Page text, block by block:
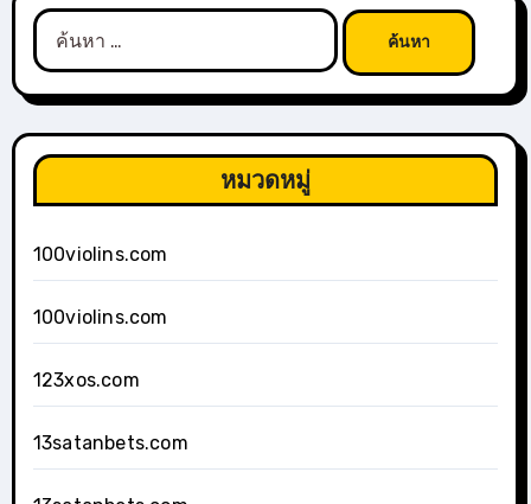
ค้นหา
สำหรับ:
หมวดหมู่
100violins.com
100violins.com
123xos.com
13satanbets.com